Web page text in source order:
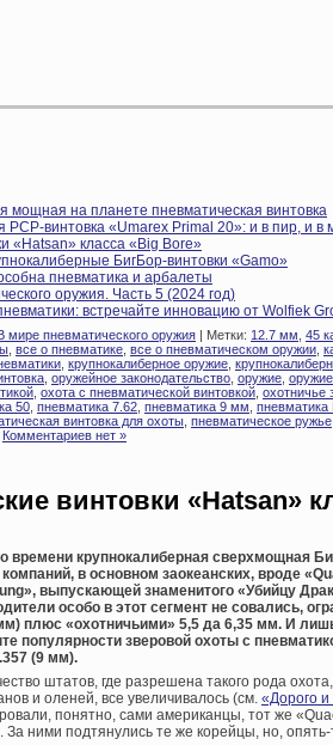
мощная на планете пневматическая винтовка
PCP-винтовка «Umarex Primal 20»: и в пир, и в
«Hatsan» класса «Big Bore»
БигБор-винтовки «Gamo»
пневматика и арбалеты
оружия. Часть 5 (2024 год)
встречайте инновацию от Wolfiek
мире пневматического оружия | Метки: 12.7 мм 45
все о пневматике все о пневматическом оружии
крупнокалиберное оружие
оружейное законодательство оружие
охота с пневматической винтовкой охотничье
50 пневматика 7.62 пневматика 9 мм пневматика
винтовка для охоты пневматическое ружье
Комментариев нет »
винтовки «Hatsan»
времени крупнокалиберная сверхмощная
в основном заокеанских, вроде
выпускающей знаменитого «Убийцу
особо в этот сегмент не совались,
плюс «охотничьими» 5,5 да 6,35 мм. И
популярности зверовой охоты с
(9 мм).
штатов, где разрешена такого рода
и оленей, все увеличивалось (см. «Дорого и
понятно, сами американцы, тот же
ними подтянулись те же корейцы, но, опять-